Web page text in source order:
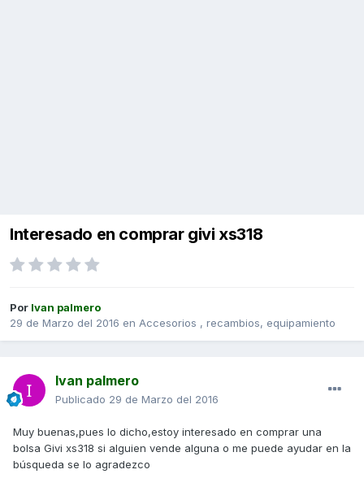
Interesado en comprar givi xs318
Por Ivan palmero
29 de Marzo del 2016 en Accesorios , recambios, equipamiento
Ivan palmero
Publicado 29 de Marzo del 2016
Muy buenas,pues lo dicho,estoy interesado en comprar una
bolsa Givi xs318 si alguien vende alguna o me puede ayudar en la
búsqueda se lo agradezco